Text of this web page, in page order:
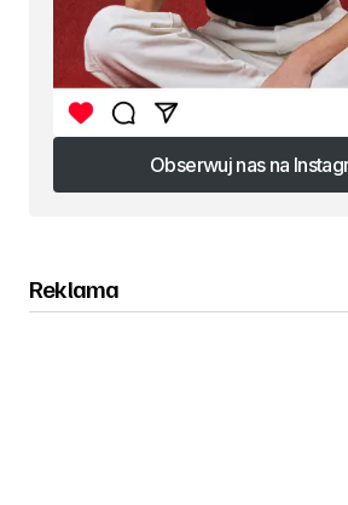
Obserwuj nas na
Obserwuj nas na
Reklama